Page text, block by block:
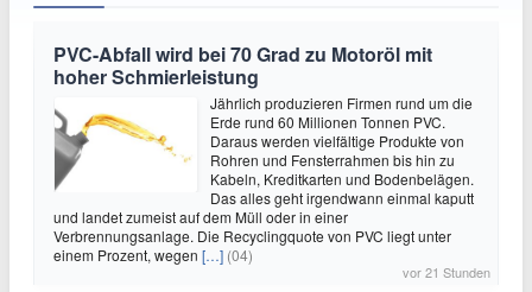
PVC-Abfall wird bei 70 Grad zu Motoröl mit
hoher Schmierleistung
Jährlich produzieren Firmen rund um die
Erde rund 60 Millionen Tonnen PVC.
Daraus werden vielfältige Produkte von
Rohren und Fensterrahmen bis hin zu
Kabeln, Kreditkarten und Bodenbelägen.
Das alles geht irgendwann einmal kaputt
und landet zumeist auf dem Müll oder in einer
Verbrennungsanlage. Die Recyclingquote von PVC liegt unter
einem Prozent, wegen […] (04)
vor 21 Stunden